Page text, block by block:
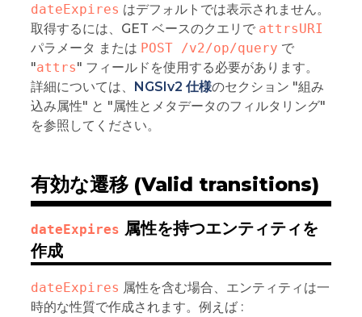
dateExpires はデフォルトでは表示されません。
取得するには、GET ベースのクエリで attrsURI
パラメータ または POST /v2/op/query で
"attrs" フィールドを使用する必要があります。
詳細については、 NGSIv2 仕様のセクション "組み
込み属性" と "属性とメタデータのフィルタリング"
を参照してください。
有効な遷移 (Valid transitions)
dateExpires 属性を持つエンティティを
作成
dateExpires 属性を含む場合、エンティティは一
時的な性質で作成されます。例えば :